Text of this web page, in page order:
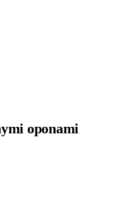
oponami